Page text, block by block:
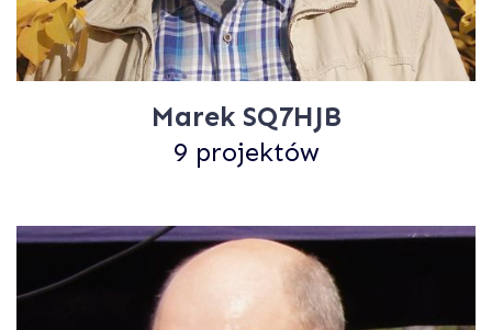
Marek SQ7HJB
9 projektów